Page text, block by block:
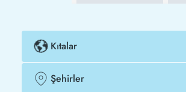
Kıtalar
Şehirler